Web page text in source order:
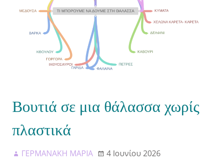
Βουτιά σε μια θάλασσα χωρίς
πλαστικά
ΓΕΡΜΑΝΑΚΗ ΜΑΡΙΑ 4 Ιουνίου 2026